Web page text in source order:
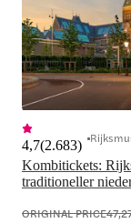
Kombitickets:
traditioneller
4,7(2.683)
ORIGINAL PRICE